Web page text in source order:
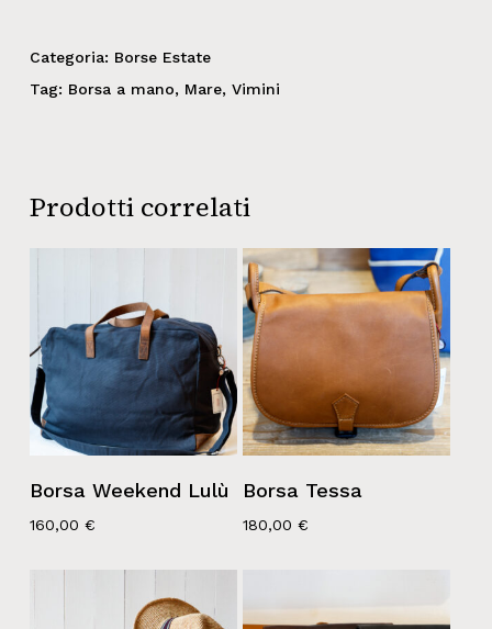
Categoria: Borse Estate
Tag: Borsa a mano, Mare, Vimini
Prodotti correlati
Borsa Weekend Lulù
160,00 €
Borsa Tessa
180,00€